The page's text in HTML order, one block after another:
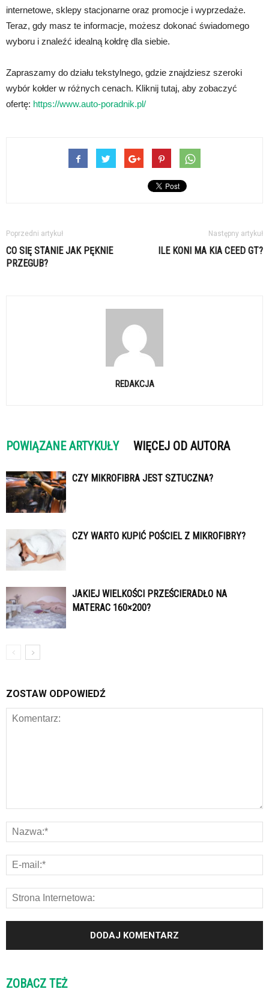
internetowe, sklepy stacjonarne oraz promocje i wyprzedaże.
Teraz, gdy masz te informacje, możesz dokonać świadomego
wyboru i znaleźć idealną kołdrę dla siebie.
Zapraszamy do działu tekstylnego, gdzie znajdziesz szeroki
wybór kołder w różnych cenach. Kliknij tutaj, aby zobaczyć
ofertę: https://www.auto-poradnik.pl/
Poprzedni artykuł
CO SIĘ STANIE JAK PĘKNIE
PRZEGUB?
Następny artykuł
ILE KONI MA KIA CEED GT?
REDAKCJA
POWIĄZANE ARTYKUŁY WIĘCEJ OD AUTORA
CZY MIKROFIBRA JEST SZTUCZNA?
CZY WARTO KUPIĆ POŚCIEL Z MIKROFIBRY?
JAKIEJ WIELKOŚCI PRZEŚCIERADŁO NA
MATERAC 160×200?
ZOSTAW ODPOWIEDŹ
ZOBACZ TEŻ